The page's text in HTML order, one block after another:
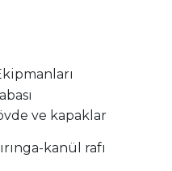
ve kapaklar
kanül rafı